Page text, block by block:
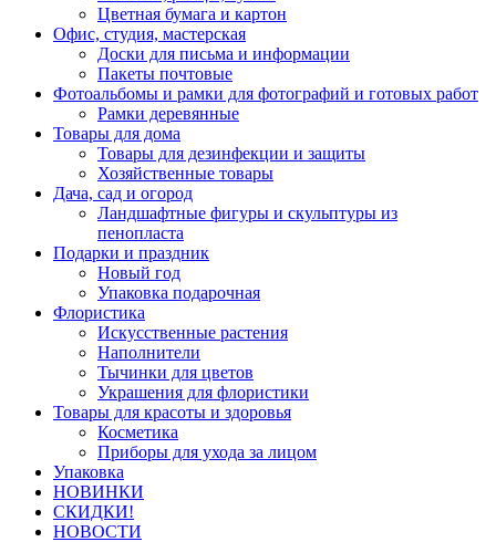
Цветная бумага и картон
Офис, студия, мастерская
Доски для письма и информации
Пакеты почтовые
Фотоальбомы и рамки для фотографий и готовых работ
Рамки деревянные
Товары для дома
Товары для дезинфекции и защиты
Хозяйственные товары
Дача, сад и огород
Ландшафтные фигуры и скульптуры из
пенопласта
Подарки и праздник
Новый год
Упаковка подарочная
Флористика
Искусственные растения
Наполнители
Тычинки для цветов
Украшения для флористики
Товары для красоты и здоровья
Косметика
Приборы для ухода за лицом
Упаковка
НОВИНКИ
СКИДКИ!
НОВОСТИ